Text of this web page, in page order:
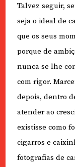
Talvez seguir,
seja o ideal de
que os seus
porque de
nunca se lhe
com rigor.
depois, dentro
atender ao
existisse como
cigarros e
fotografias de